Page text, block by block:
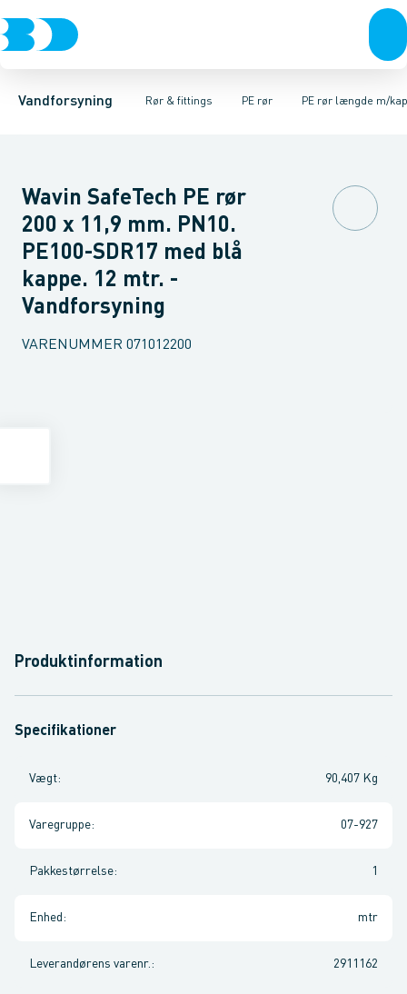
Vandforsyning Rør & fittings
Rør & fittingsKoblinger & anboringerMuffer, klemmer &
PE rør
PE rørPE EL fittingsPE fittings Duktiljern fittingsPE rør længde m/
PE rør rullevarer PE rør længde m/kappe PE rør længde u/
Wavin SafeTech PE rør
200 x 11,9 mm. PN10.
PE100-SDR17 med blå
kappe. 12 mtr. -
Vandforsyning
VARENUMMER 071012200
Produktinformation
Specifikationer
Vægt: 90,407 Kg
Varegruppe: 07-927
Pakkestørrelse: 1
Enhed : mtr
Leverandørens varenr. : 2911162